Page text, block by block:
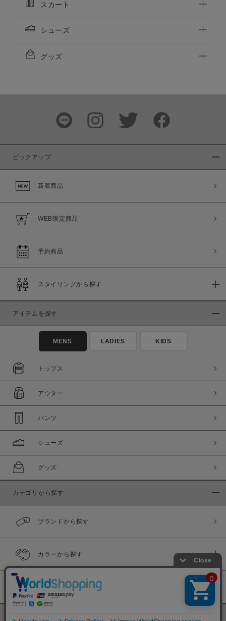
スカート
シューズ
グッズ
ピックアップ
新着商品
WEB限定商品
予約商品
スタイリングから探す
アイテムを探す
MENS LADIES KIDS
トップス
アウター
パンツ
シューズ
グッズ
カテゴリから探す
ブランドから探す
カラーから探す
履き比べ可能商品